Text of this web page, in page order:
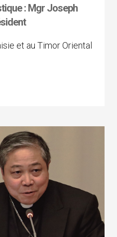
: Mgr Joseph
et au Timor Oriental